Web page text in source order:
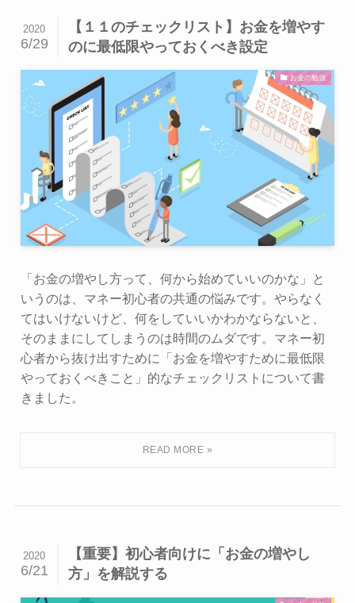
【１１のチェックリスト】お金を増やす
のに最低限やっておくべき設定
2020
6/29
お金の勉強
「お金の増やし方って、何から始めていいのかな」と
いうのは、マネー初心者の共通の悩みです。やらなく
てはいけないけど、何をしていいかわかならないと、
そのままにしてしまうのは時間のムダです。マネー初
心者から抜け出すために「お金を増やすために最低限
やっておくべきこと」的なチェックリストについて書
きました。
【重要】初心者向けに「お金の増やし
方」を解説する
2020
6/21